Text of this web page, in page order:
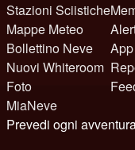
Stazioni Sciistiche
Mappe Meteo
Bollettino Neve
Nuovi Whiteroom
Foto
MiaNeve
Prevedi ogni